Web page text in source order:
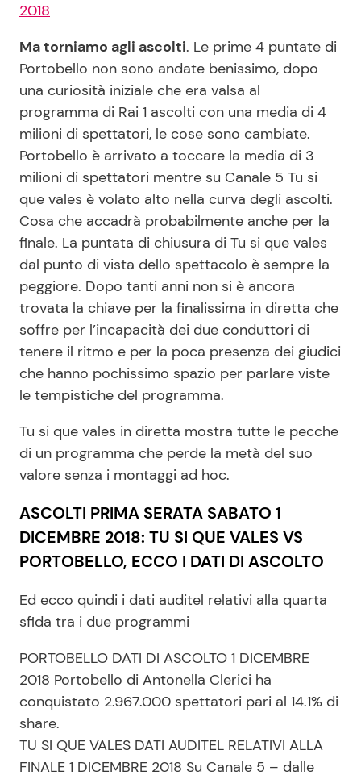
Privacy Policy
2018
Ma torniamo agli ascolti. Le prime 4 puntate di
Portobello non sono andate benissimo, dopo
una curiosità iniziale che era valsa al
programma di Rai 1 ascolti con una media di 4
milioni di spettatori, le cose sono cambiate.
Portobello è arrivato a toccare la media di 3
milioni di spettatori mentre su Canale 5 Tu si
que vales è volato alto nella curva degli ascolti.
Cosa che accadrà probabilmente anche per la
finale. La puntata di chiusura di Tu si que vales
dal punto di vista dello spettacolo è sempre la
peggiore. Dopo tanti anni non si è ancora
trovata la chiave per la finalissima in diretta che
soffre per l’incapacità dei due conduttori di
tenere il ritmo e per la poca presenza dei giudici
che hanno pochissimo spazio per parlare viste
le tempistiche del programma.
Tu si que vales in diretta mostra tutte le pecche
di un programma che perde la metà del suo
valore senza i montaggi ad hoc.
ASCOLTI PRIMA SERATA SABATO 1
DICEMBRE 2018: TU SI QUE VALES VS
PORTOBELLO, ECCO I DATI DI ASCOLTO
Ed ecco quindi i dati auditel relativi alla quarta
sfida tra i due programmi
PORTOBELLO DATI DI ASCOLTO 1 DICEMBRE
2018 Portobello di Antonella Clerici ha
conquistato 2.967.000 spettatori pari al 14.1% di
share.
TU SI QUE VALES DATI AUDITEL RELATIVI ALLA
FINALE 1 DICEMBRE 2018 Su Canale 5 – dalle